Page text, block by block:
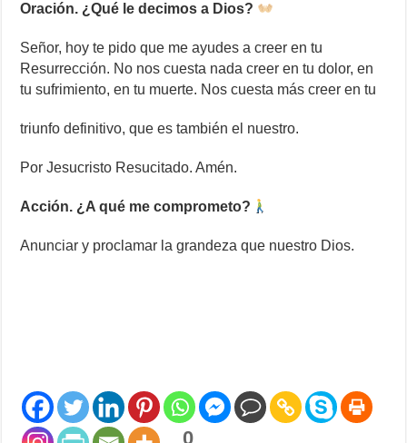
Oración. ¿Qué le decimos a Dios?
Señor, hoy te pido que me ayudes a creer en tu
Resurrección. No nos cuesta nada creer en tu dolor, en
tu sufrimiento, en tu muerte. Nos cuesta más creer en tu
triunfo definitivo, que es también el nuestro.
Por Jesucristo Resucitado. Amén.
Acción. ¿A qué me comprometo?
Anunciar y proclamar la grandeza que nuestro Dios.
0